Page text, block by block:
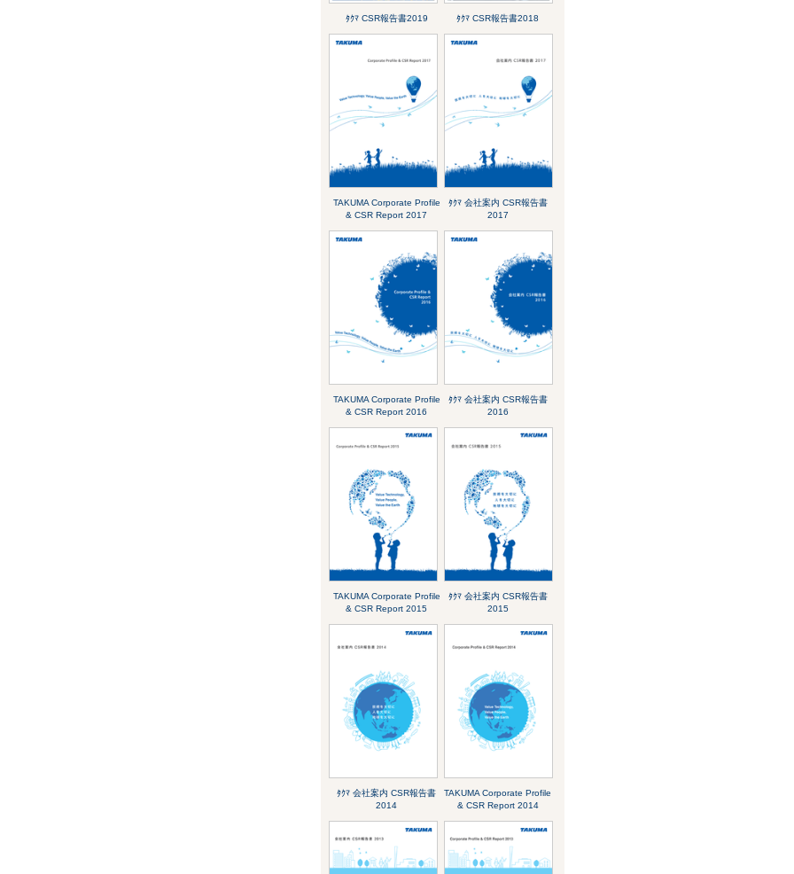
ﾀｸﾏ CSR報告書2019 ﾀｸﾏ CSR報告書2018
TAKUMA Corporate Profile
& CSR Report 2017
ﾀｸﾏ 会社案内 CSR報告書
2017
TAKUMA Corporate Profile
& CSR Report 2016
ﾀｸﾏ 会社案内 CSR報告書
2016
TAKUMA Corporate Profile
& CSR Report 2015
ﾀｸﾏ 会社案内 CSR報告書
2015
ﾀｸﾏ 会社案内 CSR報告書
2014
TAKUMA Corporate Profile
& CSR Report 2014